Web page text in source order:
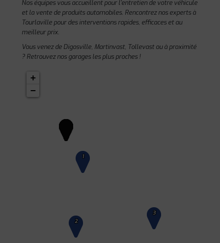
Nos équipes vous accueillent pour l'entretien de votre véhicule
et la vente de produits automobiles. Rencontrez nos experts à
Tourlaville pour des interventions rapides, efficaces et au
meilleur prix.
Vous venez de Digosville, Martinvast, Tollevast ou à proximité
? Retrouvez nos garages les plus proches !
1
2
3
+
−